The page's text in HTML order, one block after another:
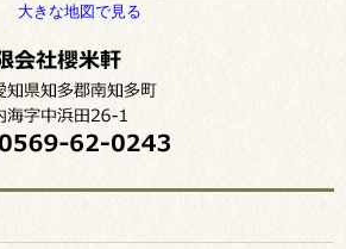
大きな地図で見る